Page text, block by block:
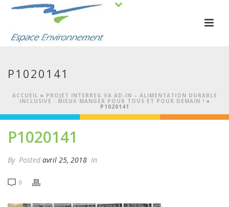
P1020141
ACCUEIL » PROJET INTERREG VA AD-IN – ALIMENTATION DURABLE
INCLUSIVE : MIEUX MANGER POUR TOUS ET POUR DEMAIN ! »
P1020141
P1020141
By Posted avril 25, 2018 In
0